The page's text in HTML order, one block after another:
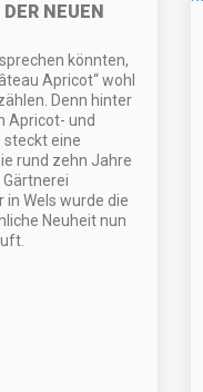
NEUEN
könnten,
Apricot“ wohl
Denn hinter
Apricot- und
steckt eine
rund zehn Jahre
Gärtnerei
in Wels wurde die
Neuheit nun